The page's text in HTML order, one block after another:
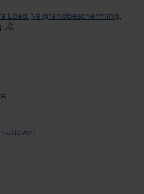
Load Velgrandbescherming
,